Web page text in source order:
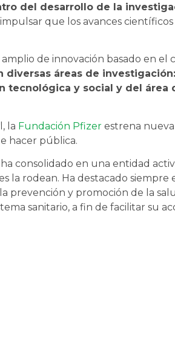
del desarrollo de la
que los avances
de innovación basado en el
diversas áreas de
tecnológica y social y del área
la Fundación Pfizer estrena
hacer pública.
consolidado en una entidad
la rodean. Ha destacado siempre
prevención y promoción de la
sanitario, a fin de facilitar su